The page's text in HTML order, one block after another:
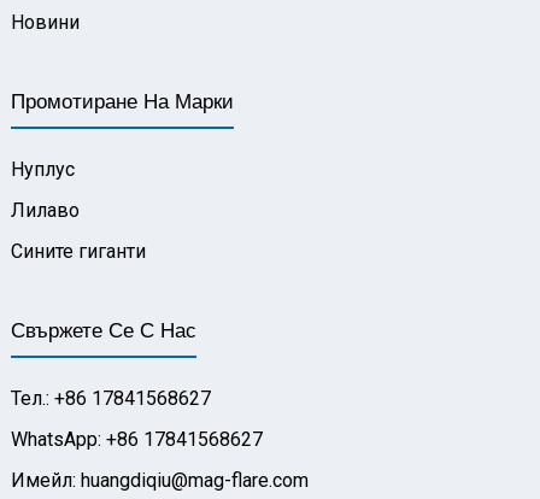
Новини
Промотиране На Марки
Нуплус
Лилаво
Сините гиганти
Свържете Се С Нас
Тел.: +86 17841568627
WhatsApp: +86 17841568627
Имейл: huangdiqiu@mag-flare.com